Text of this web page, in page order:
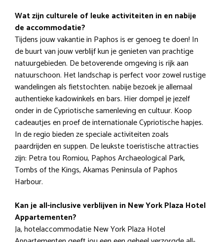
Wat zijn culturele of leuke activiteiten in en nabije
de accommodatie?
Tijdens jouw vakantie in Paphos is er genoeg te doen! In
de buurt van jouw verblijf kun je genieten van prachtige
natuurgebieden. De betoverende omgeving is rijk aan
natuurschoon. Het landschap is perfect voor zowel rustige
wandelingen als fietstochten. nabije bezoek je allemaal
authentieke kadowinkels en bars. Hier dompel je jezelf
onder in de Cypriotische samenleving en cultuur. Koop
cadeautjes en proef de internationale Cypriotische hapjes.
In de regio bieden ze speciale activiteiten zoals
paardrijden en suppen. De leukste toeristische attracties
zijn: Petra tou Romiou, Paphos Archaeological Park,
Tombs of the Kings, Akamas Peninsula of Paphos
Harbour.
Kan je all-inclusive verblijven in New York Plaza Hotel
Appartementen?
Ja, hotelaccommodatie New York Plaza Hotel